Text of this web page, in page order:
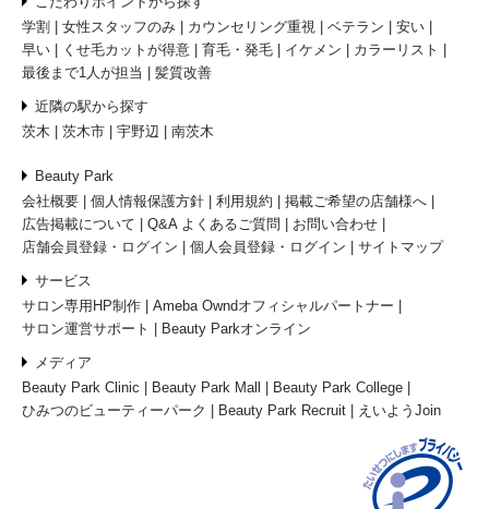
学割
女性スタッフのみ カウンセリング重視 ベテラン
安い
早い
くせ毛カットが得意 育毛・発毛 イケメン
カラーリスト
最後まで1人が担当
髪質改善
近隣の駅から探す
茨木
茨木市 宇野辺 南茨木
Beauty Park
会社概要
個人情報保護方針 利用規約
掲載ご希望の店舗様へ
広告掲載について
Q&A よくあるご質問
お問い合わせ
店舗会員登録・ログイン
個人会員登録・ログイン サイトマップ
サービス
サロン専用HP制作
Ameba Owndオフィシャルパートナー
サロン運営サポート
Beauty Parkオンライン
メディア
Beauty Park Clinic
Beauty Park Mall
Beauty Park College
ひみつのビューティーパーク
Beauty Park Recruit えいようJoin